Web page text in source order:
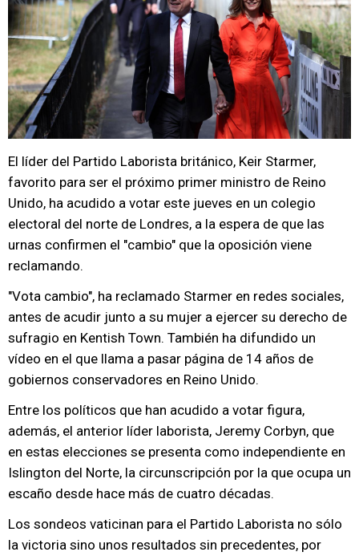
El líder del Partido Laborista británico, Keir Starmer,
favorito para ser el próximo primer ministro de Reino
Unido, ha acudido a votar este jueves en un colegio
electoral del norte de Londres, a la espera de que las
urnas confirmen el "cambio" que la oposición viene
reclamando.
"Vota cambio", ha reclamado Starmer en redes sociales,
antes de acudir junto a su mujer a ejercer su derecho de
sufragio en Kentish Town. También ha difundido un
vídeo en el que llama a pasar página de 14 años de
gobiernos conservadores en Reino Unido.
Entre los políticos que han acudido a votar figura,
además, el anterior líder laborista, Jeremy Corbyn, que
en estas elecciones se presenta como independiente en
Islington del Norte, la circunscripción por la que ocupa un
escaño desde hace más de cuatro décadas.
Los sondeos vaticinan para el Partido Laborista no sólo
la victoria sino unos resultados sin precedentes, por